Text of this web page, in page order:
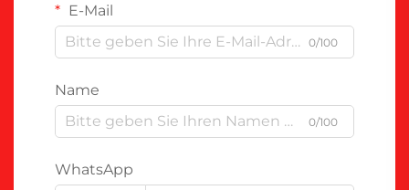
E-Mail
0/100
Name
0/100
WhatsApp